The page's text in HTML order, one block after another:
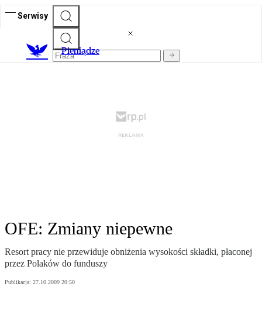
Serwisy
Pieniądze
OFE: Zmiany niepewne
Resort pracy nie przewiduje obniżenia wysokości składki, płaconej
przez Polaków do funduszy
Publikacja: 27.10.2009 20:50